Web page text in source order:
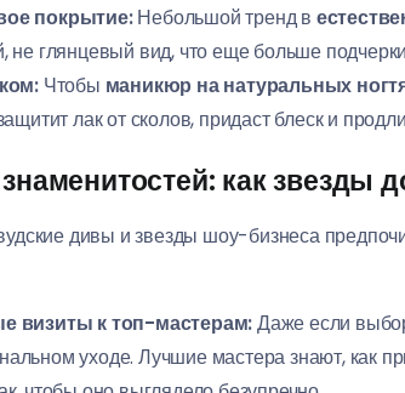
покрытие:Небольшой тренд в
не глянцевый вид, что еще больше
Чтобы маникюр на натуральных
лак от сколов, придаст блеск и
как звезды
дивы и звезды шоу-бизнеса
визиты к топ-мастерам:Даже если
уходе. Лучшие мастера знают, как